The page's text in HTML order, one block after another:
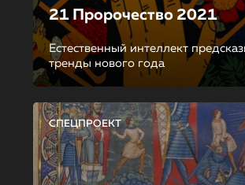
21 Пророчество 2021
Естественный интеллект
тренды нового года
СПЕЦПРОЕКТ